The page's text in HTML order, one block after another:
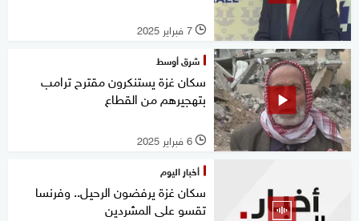
l 7 فبراير 2025
شرق أوسط
سكان غزة يستنكرون مقترح ترامب
بتهجيرهم من القطاع
l 6 فبراير 2025
أخبار اليوم
سكان غزة يرفضون الرحيل.. وفرنسا
تقسو على المشردين